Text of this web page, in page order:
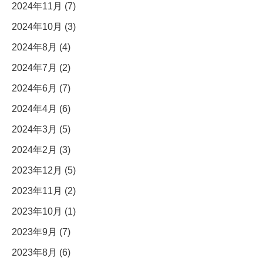
2024年11月 (7)
2024年10月 (3)
2024年8月 (4)
2024年7月 (2)
2024年6月 (7)
2024年4月 (6)
2024年3月 (5)
2024年2月 (3)
2023年12月 (5)
2023年11月 (2)
2023年10月 (1)
2023年9月 (7)
2023年8月 (6)